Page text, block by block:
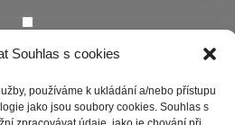
Souhlas s cookies
používáme k ukládání a/nebo přístupu
jako jsou soubory cookies. Souhlas s
musíte přijmout naše